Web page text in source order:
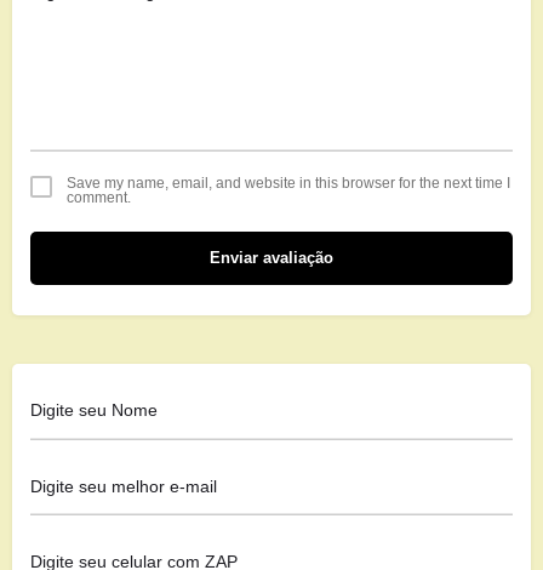
Save my name, email, and website in this browser for the next time I
comment.
Enviar avaliação